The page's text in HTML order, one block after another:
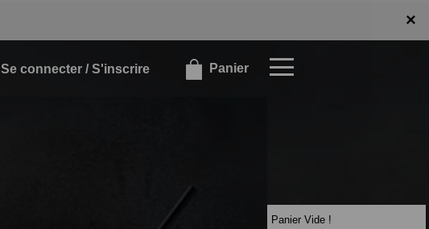
×
Se connecter / S'inscrire Panier
x
Panier Vide !